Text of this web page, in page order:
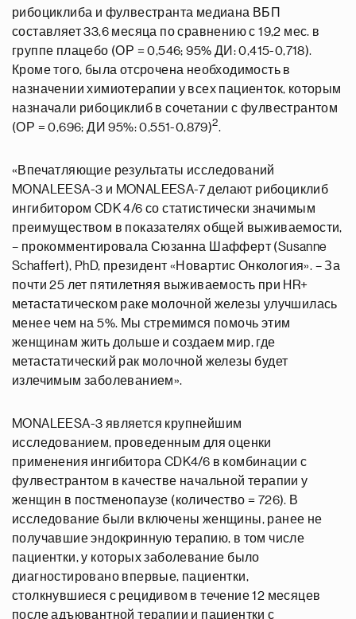
рибоциклиба и фулвестранта медиана ВБП
составляет 33,6 месяца по сравнению с 19,2 мес. в
группе плацебо (ОР = 0,546; 95% ДИ: 0,415-0,718).
Кроме того, была отсрочена необходимость в
назначении химиотерапии у всех пациенток, которым
назначали рибоциклиб в сочетании с фулвестрантом
(ОР = 0,696; ДИ 95%: 0,551-0,879)2.
«Впечатляющие результаты исследований
MONALEESA-3 и MONALEESA-7 делают рибоциклиб
ингибитором CDK 4/6 со статистически значимым
преимуществом в показателях общей выживаемости,
– прокомментировала Сюзанна Шафферт (Susanne
Schaffert), PhD, президент «Новартис Онкология». – За
почти 25 лет пятилетняя выживаемость при HR+
метастатическом раке молочной железы улучшилась
менее чем на 5%. Мы стремимся помочь этим
женщинам жить дольше и создаем мир, где
метастатический рак молочной железы будет
излечимым заболеванием».
MONALEESA-3 является крупнейшим
исследованием, проведенным для оценки
применения ингибитора CDK4/6 в комбинации с
фулвестрантом в качестве начальной терапии у
женщин в постменопаузе (количество = 726). В
исследование были включены женщины, ранее не
получавшие эндокринную терапию, в том числе
пациентки, у которых заболевание было
диагностировано впервые, пациентки,
столкнувшиеся с рецидивом в течение 12 месяцев
после адъювантной терапии и пациентки с